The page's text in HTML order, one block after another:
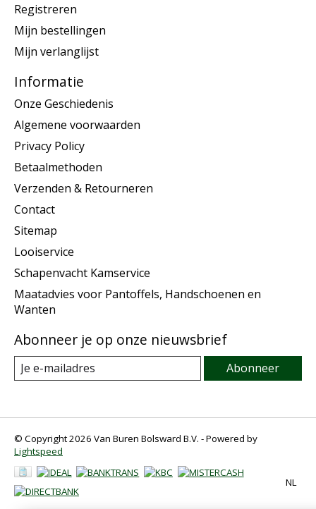
Registreren
Mijn bestellingen
Mijn verlanglijst
Informatie
Onze Geschiedenis
Algemene voorwaarden
Privacy Policy
Betaalmethoden
Verzenden & Retourneren
Contact
Sitemap
Looiservice
Schapenvacht Kamservice
Maatadvies voor Pantoffels, Handschoenen en
Wanten
Abonneer je op onze nieuwsbrief
Abonneer
© Copyright 2026 Van Buren Bolsward B.V. - Powered by
Lightspeed
NL